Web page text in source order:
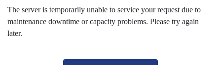
The server is temporarily unable to service your request due to
maintenance downtime or capacity problems. Please try again
later.